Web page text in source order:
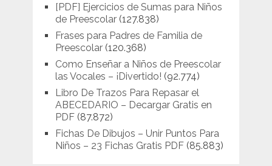
[PDF] Ejercicios de Sumas para Niños
de Preescolar (127.838)
Frases para Padres de Familia de
Preescolar (120.368)
Como Enseñar a Niños de Preescolar
las Vocales – ¡Divertido! (92.774)
Libro De Trazos Para Repasar el
ABECEDARIO – Decargar Gratis en
PDF (87.872)
Fichas De Dibujos – Unir Puntos Para
Niños – 23 Fichas Gratis PDF (85.883)